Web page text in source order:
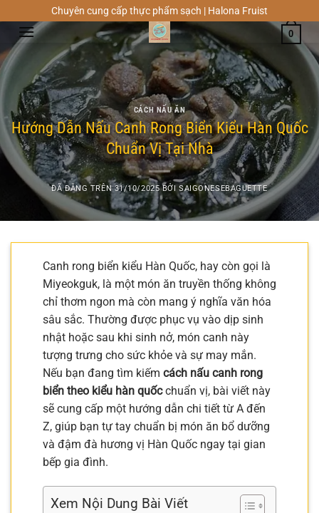
đến
nội
dung
Chuyên cung cấp thực phẩm sạch | Halona Fruist
0
CÁCH NẤU ĂN
Hướng Dẫn Nấu Canh Rong Biển Kiểu Hàn Quốc
Chuẩn Vị Tại Nhà
ĐÃ ĐĂNG TRÊN31/10/2025 BỞISAIGONESEBAGUETTE
Canh rong biển kiểu Hàn Quốc, hay còn gọi là
Miyeokguk, là một món ăn truyền thống không
chỉ thơm ngon mà còn mang ý nghĩa văn hóa
sâu sắc. Thường được phục vụ vào dịp sinh
nhật hoặc sau khi sinh nở, món canh này
tượng trưng cho sức khỏe và sự may mắn.
Nếu bạn đang tìm kiếm cách nấu canh rong
biển theo kiểu hàn quốcchuẩn vị, bài viết này
sẽ cung cấp một hướng dẫn chi tiết từ A đến
Z, giúp bạn tự tay chuẩn bị món ăn bổ dưỡng
và đậm đà hương vị Hàn Quốc ngay tại gian
bếp gia đình.
Xem Nội Dung Bài Viết